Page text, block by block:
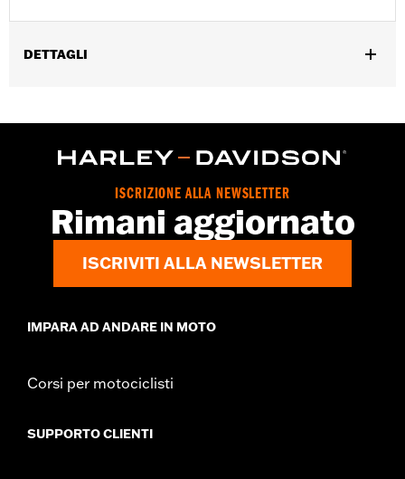
DETTAGLI
Caratteristiche funzionali:Impermeabile,Traspirante,Cuciture
con cerniera
Traditional
Shop To Be:
Material:Nylon
ISCRIZIONE ALLA NEWSLETTER
Rimani aggiornato
ISCRIVITI ALLA NEWSLETTER
IMPARA AD ANDARE IN MOTO
Corsi per motociclisti
SUPPORTO CLIENTI